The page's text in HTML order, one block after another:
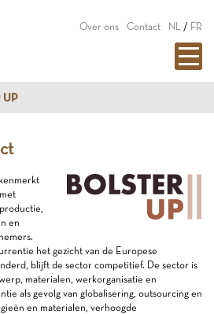
Over ons Contact NL / FR
UP
en
het gezicht van de Europese
blijft de sector competitief. De sector is
materialen, werkorganisatie en
als gevolg van globalisering, outsourcing en
en materialen, verhoogde